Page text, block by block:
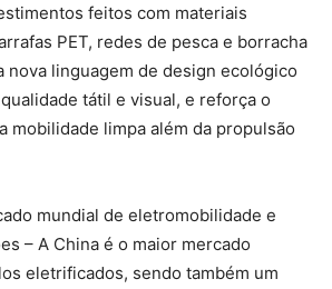
feitos com materiais
PET, redes de pesca e borracha
nova linguagem de design ecológico
tátil e visual, e reforça o
mobilidade limpa além da propulsão
mundial de eletromobilidade e
– A China é o maior mercado
eletrificados, sendo também um